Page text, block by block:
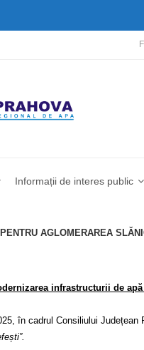
Informații de interes public
AGLOMERAREA
infrastructurii de
în cadrul Consiliului